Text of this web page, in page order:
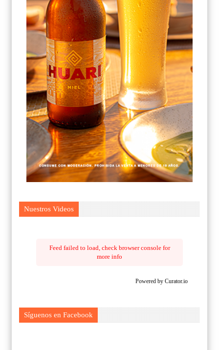
Nuestros Videos
Feed failed to load, check browser console for
more info
Powered by Curator.io
Síguenos en Facebook